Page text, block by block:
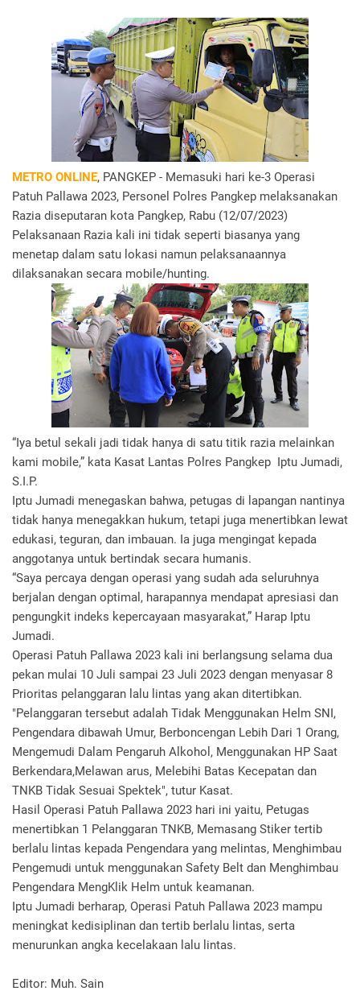
METRO ONLINE, PANGKEP - Memasuki hari ke-3 Operasi
Patuh Pallawa 2023, Personel Polres Pangkep melaksanakan
Razia diseputaran kota Pangkep, Rabu (12/07/2023)
Pelaksanaan Razia kali ini tidak seperti biasanya yang
menetap dalam satu lokasi namun pelaksanaannya
dilaksanakan secara mobile/hunting.
“Iya betul sekali jadi tidak hanya di satu titik razia melainkan
kami mobile,” kata Kasat Lantas Polres Pangkep Iptu Jumadi,
S.I.P.
Iptu Jumadi menegaskan bahwa, petugas di lapangan nantinya
tidak hanya menegakkan hukum, tetapi juga menertibkan lewat
edukasi, teguran, dan imbauan. Ia juga mengingat kepada
anggotanya untuk bertindak secara humanis.
“Saya percaya dengan operasi yang sudah ada seluruhnya
berjalan dengan optimal, harapannya mendapat apresiasi dan
pengungkit indeks kepercayaan masyarakat,” Harap Iptu
Jumadi.
Operasi Patuh Pallawa 2023 kali ini berlangsung selama dua
pekan mulai 10 Juli sampai 23 Juli 2023 dengan menyasar 8
Prioritas pelanggaran lalu lintas yang akan ditertibkan.
"Pelanggaran tersebut adalah Tidak Menggunakan Helm SNI,
Pengendara dibawah Umur, Berboncengan Lebih Dari 1 Orang,
Mengemudi Dalam Pengaruh Alkohol, Menggunakan HP Saat
Berkendara,Melawan arus, Melebihi Batas Kecepatan dan
TNKB Tidak Sesuai Spektek", tutur Kasat.
Hasil Operasi Patuh Pallawa 2023 hari ini yaitu, Petugas
menertibkan 1 Pelanggaran TNKB, Memasang Stiker tertib
berlalu lintas kepada Pengendara yang melintas, Menghimbau
Pengemudi untuk menggunakan Safety Belt dan Menghimbau
Pengendara MengKlik Helm untuk keamanan.
Iptu Jumadi berharap, Operasi Patuh Pallawa 2023 mampu
meningkat kedisiplinan dan tertib berlalu lintas, serta
menurunkan angka kecelakaan lalu lintas.
Editor: Muh. Sain